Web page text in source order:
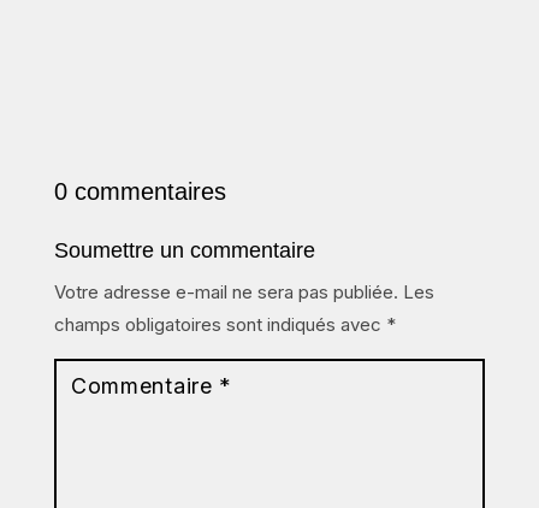
0 commentaires
Soumettre un commentaire
Votre adresse e-mail ne sera pas publiée. Les
champs obligatoires sont indiqués avec *